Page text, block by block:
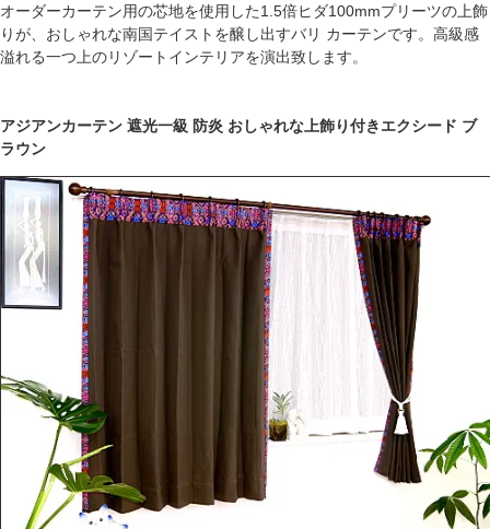
オーダーカーテン用の芯地を使用した1.5倍ヒダ100mmプリーツの上飾
りが、おしゃれな南国テイストを醸し出すバリ カーテンです。高級感
溢れる一つ上のリゾートインテリアを演出致します。
アジアンカーテン 遮光一級 防炎 おしゃれな上飾り付きエクシード ブ
ラウン